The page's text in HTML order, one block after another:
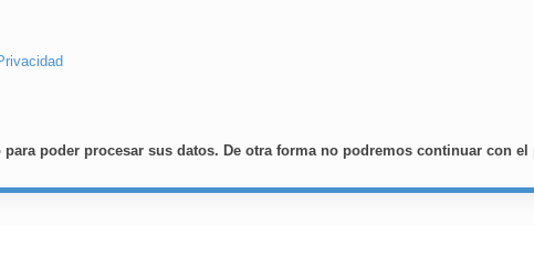
poder procesar sus datos. De otra forma no podremos continuar con